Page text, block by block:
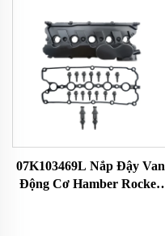
11121703341 11121748630
07K103469L Nắp Đậy Van
Động Cơ Hamber Rocker